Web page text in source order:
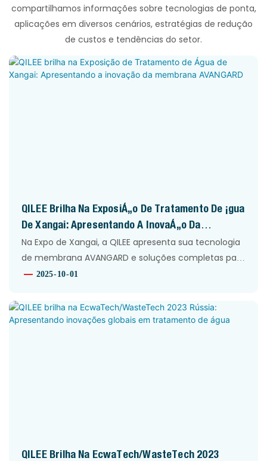
compartilhamos informações sobre tecnologias de ponta,
aplicações em diversos cenários, estratégias de redução
de custos e tendências do setor.
QILEE Brilha Na Exposição De Tratamento De Água
De Xangai: Apresentando A Inovação Da
Membrana AVANGARD
Na Expo de Xangai, a QILEE apresenta sua tecnologia
de membrana AVANGARD e soluções completas para
tratamento de água. Nossa equipe se conecta com
separação e purificação de fluidos para indústrias
em todo o mundo.
2025 10 01
QILEE Brilha Na EcwaTech/WasteTech 2023